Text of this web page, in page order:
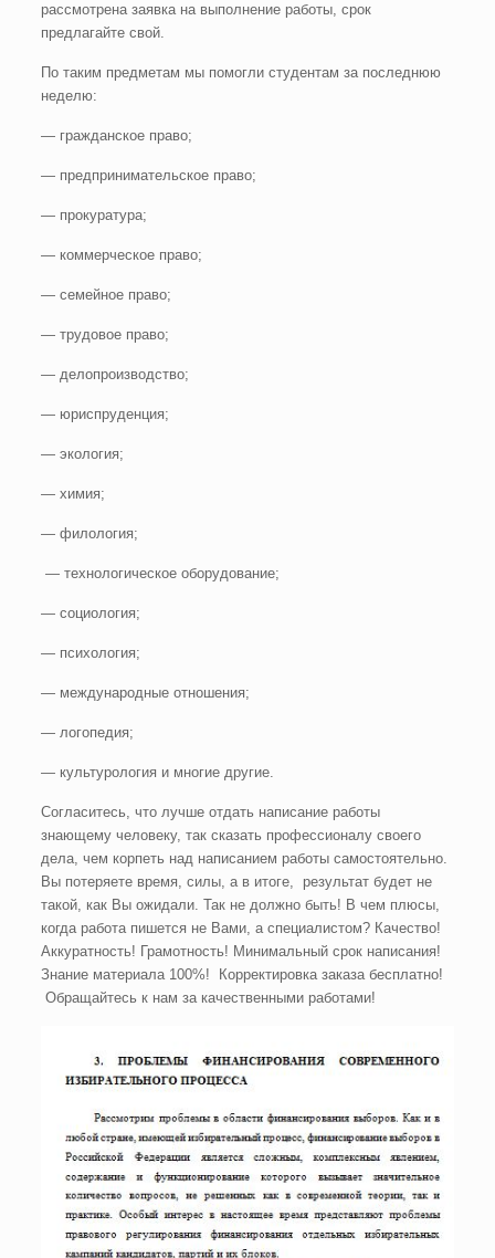
рассмотрена заявка на выполнение работы, срок
предлагайте свой.
По таким предметам мы помогли студентам за последнюю
неделю:
— гражданское право;
— предпринимательское право;
— прокуратура;
— коммерческое право;
— семейное право;
— трудовое право;
— делопроизводство;
— юриспруденция;
— экология;
— химия;
— филология;
— технологическое оборудование;
— социология;
— психология;
— международные отношения;
— логопедия;
— культурология и многие другие.
Согласитесь, что лучше отдать написание работы
знающему человеку, так сказать профессионалу своего
дела, чем корпеть над написанием работы самостоятельно.
Вы потеряете время, силы, а в итоге, результат будет не
такой, как Вы ожидали. Так не должно быть! В чем плюсы,
когда работа пишется не Вами, а специалистом? Качество!
Аккуратность! Грамотность! Минимальный срок написания!
Знание материала 100%! Корректировка заказа бесплатно!
Обращайтесь к нам за качественными работами!